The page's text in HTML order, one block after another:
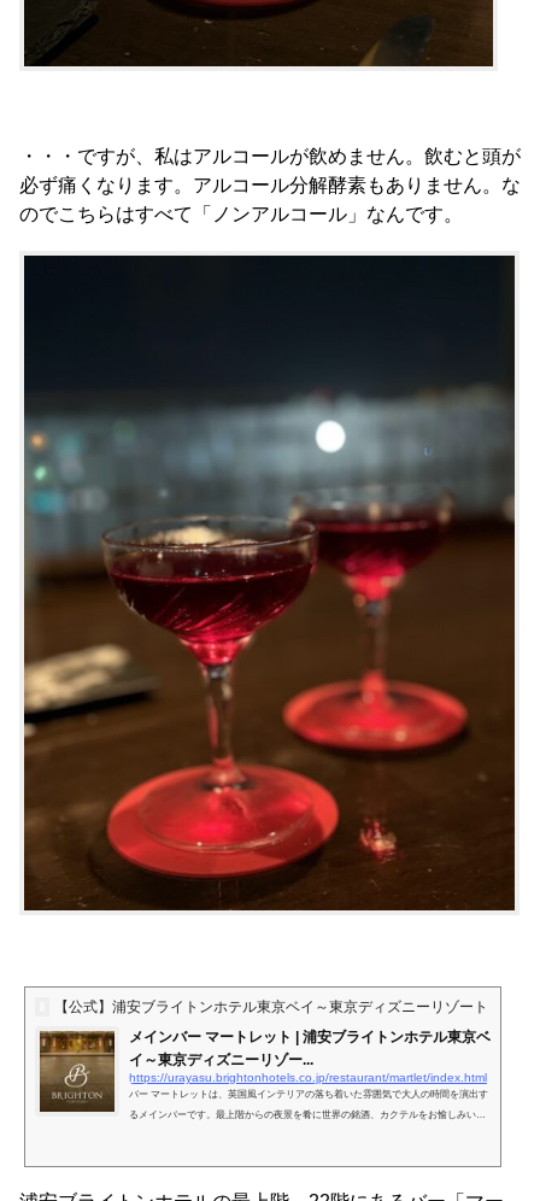
・・・ですが、私はアルコールが飲めません。飲むと頭が
必ず痛くなります。アルコール分解酵素もありません。な
のでこちらはすべて「ノンアルコール」なんです。
【公式】浦安ブライトンホテル東京ベイ～東京ディズニーリゾート®・パ
メインバー マートレット | 浦安ブライトンホテル東京ベ
イ～東京ディズニーリゾー...
https://urayasu.brightonhotels.co.jp/restaurant/martlet/index.html
バー マートレットは、英国風インテリアの落ち着いた雰囲気で大人の時間を演出す
るメインバーです。最上階からの夜景を肴に世界の銘酒、カクテルをお愉しみいた